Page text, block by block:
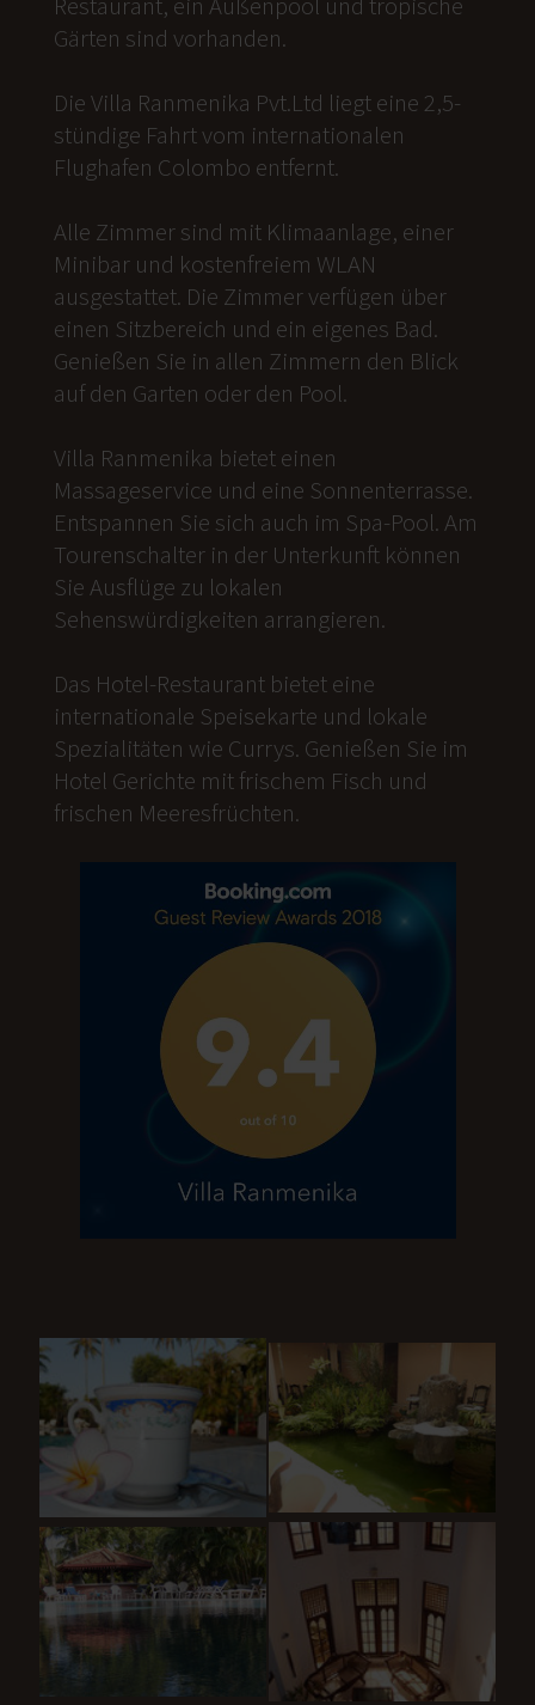
Gärten sind vorhanden.
Die Villa Ranmenika Pvt.Ltd liegt eine 2,5-
stündige Fahrt vom internationalen
Flughafen Colombo entfernt.
Alle Zimmer sind mit Klimaanlage, einer
Minibar und kostenfreiem WLAN
ausgestattet. Die Zimmer verfügen über
einen Sitzbereich und ein eigenes Bad.
Genießen Sie in allen Zimmern den Blick
auf den Garten oder den Pool.
Villa Ranmenika bietet einen
Massageservice und eine Sonnenterrasse.
Entspannen Sie sich auch im Spa-Pool. Am
Tourenschalter in der Unterkunft können
Sie Ausflüge zu lokalen
Sehenswürdigkeiten arrangieren.
Das Hotel-Restaurant bietet eine
internationale Speisekarte und lokale
Spezialitäten wie Currys. Genießen Sie im
Hotel Gerichte mit frischem Fisch und
frischen Meeresfrüchten.